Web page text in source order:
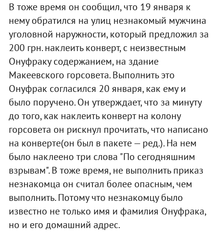
В тоже время он сообщил, что 19 января к
нему обратился на улиц незнакомый мужчина
уголовной наружности, который предложил за
200 грн. наклеить конверт, с неизвестным
Онуфраку содержанием, на здание
Макеевского горсовета. Выполнить это
Онуфрак согласился 20 января, как ему и
было поручено. Он утверждает, что за минуту
до того, как наклеить конверт на колону
горсовета он рискнул прочитать, что написано
на конверте(он был в пакете — ред.). На нем
было наклеено три слова "По сегодняшним
взрывам". В тоже время, не выполнить приказ
незнакомца он считал более опасным, чем
выполнить. Потому что незнакомцу было
известно не только имя и фамилия Онуфрака,
но и его домашний адрес.